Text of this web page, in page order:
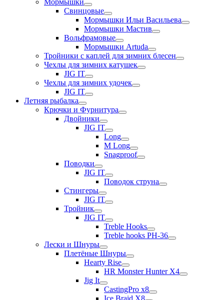
Мормышки
Свинцовые
Мормышки Ильи Васильева
Мормышки Мастив
Вольфрамовые
Мормышки Artuda
Тройники с каплей для зимних блесен
Чехлы для зимних катушек
JIG IT
Чехлы для зимних удочек
JIG IT
Летняя рыбалка
Крючки и Фурнитура
Двойники
JIG IT
Long
M Long
Snagproof
Поводки
JIG IT
Поводок струна
Стингеры
JIG IT
Тройник
JIG IT
Treble Hooks
Treble hooks PH-36
Лески и Шнуры
Плетёные Шнуры
Hearty Rise
HR Monster Hunter X4
Jig It
CastingPro x8